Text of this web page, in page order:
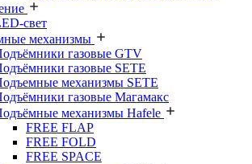
свет
механизмы
газовые GTV
газовые SETE
механизмы SETE
газовые Магамакс
механизмы Hafele
FREE FLAP
FREE FOLD
FREE SPACE